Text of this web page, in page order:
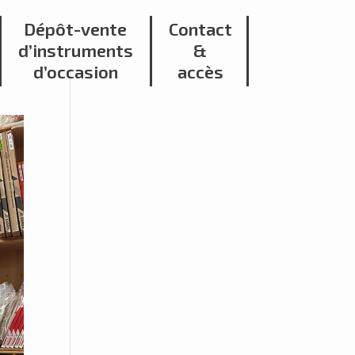
Dépôt-vente
d’instruments
d’occasion
Contact
&
accès